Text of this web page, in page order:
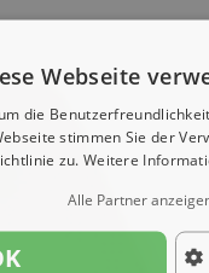
Webseite
die
stimmen Sie der
zu. Weitere
Alle Partner